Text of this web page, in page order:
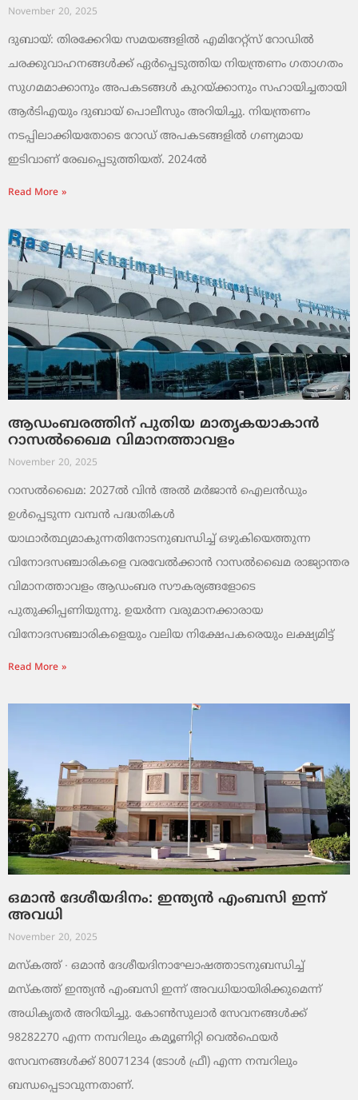
November 20, 2025
ദുബായ്: തിരക്കേറിയ സമയങ്ങളിൽ എമിറേറ്റ്സ് റോഡിൽ
ചരക്കുവാഹനങ്ങൾക്ക് ഏർപ്പെടുത്തിയ നിയന്ത്രണം ഗതാഗതം
സുഗമമാക്കാനും അപകടങ്ങൾ കുറയ്ക്കാനും സഹായിച്ചതായി
ആർടിഎയും ദുബായ് പൊലീസും അറിയിച്ചു. നിയന്ത്രണം
നടപ്പിലാക്കിയതോടെ റോഡ് അപകടങ്ങളിൽ ഗണ്യമായ
ഇടിവാണ് രേഖപ്പെടുത്തിയത്. 2024ൽ
Read More »
ആഡംബരത്തിന് പുതിയ മാതൃകയാകാൻ
റാസൽഖൈമ വിമാനത്താവളം
November 20, 2025
റാസൽഖൈമ: 2027ൽ വിൻ അൽ മർജാൻ ഐലൻഡും
ഉൾപ്പെടുന്ന വമ്പൻ പദ്ധതികൾ
യാഥാർത്ഥ്യമാകുന്നതിനോടനുബന്ധിച്ച് ഒഴുകിയെത്തുന്ന
വിനോദസഞ്ചാരികളെ വരവേൽക്കാൻ റാസൽഖൈമ രാജ്യാന്തര
വിമാനത്താവളം ആഡംബര സൗകര്യങ്ങളോടെ
പുതുക്കിപ്പണിയുന്നു. ഉയർന്ന വരുമാനക്കാരായ
വിനോദസഞ്ചാരികളെയും വലിയ നിക്ഷേപകരെയും ലക്ഷ്യമിട്ട്
Read More »
ഒമാൻ ദേശീയദിനം: ഇന്ത്യൻ എംബസി ഇന്ന്
അവധി
November 20, 2025
മസ്‌കത്ത് ∙ ഒമാൻ ദേശീയദിനാഘോഷത്താടനുബന്ധിച്ച്
മസ്‌കത്ത് ഇന്ത്യൻ എംബസി ഇന്ന് അവധിയായിരിക്കുമെന്ന്
അധികൃതർ അറിയിച്ചു. കോൺസുലാർ സേവനങ്ങൾക്ക്
98282270 എന്ന നമ്പറിലും കമ്യൂണിറ്റി വെൽഫെയർ
സേവനങ്ങൾക്ക് 80071234 (ടോൾ ഫ്രീ) എന്ന നമ്പറിലും
ബന്ധപ്പെടാവുന്നതാണ്.